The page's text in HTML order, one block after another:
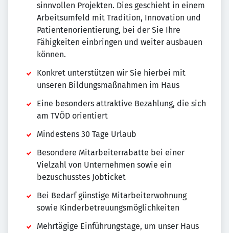
sinnvollen Projekten. Dies geschieht in einem
Arbeitsumfeld mit Tradition, Innovation und
Patientenorientierung, bei der Sie Ihre
Fähigkeiten einbringen und weiter ausbauen
können.
Konkret unterstützen wir Sie hierbei mit
unseren Bildungsmaßnahmen im Haus
Eine besonders attraktive Bezahlung, die sich
am TVÖD orientiert
Mindestens 30 Tage Urlaub
Besondere Mitarbeiterrabatte bei einer
Vielzahl von Unternehmen sowie ein
bezuschusstes Jobticket
Bei Bedarf günstige Mitarbeiterwohnung
sowie Kinderbetreuungsmöglichkeiten
Mehrtägige Einführungstage, um unser Haus